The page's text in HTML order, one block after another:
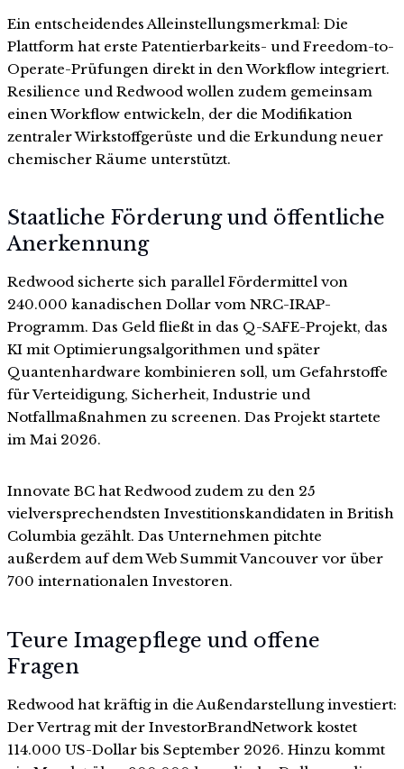
Ein entscheidendes Alleinstellungsmerkmal: Die
Plattform hat erste Patentierbarkeits- und Freedom-to-
Operate-Prüfungen direkt in den Workflow integriert.
Resilience und Redwood wollen zudem gemeinsam
einen Workflow entwickeln, der die Modifikation
zentraler Wirkstoffgerüste und die Erkundung neuer
chemischer Räume unterstützt.
Staatliche Förderung und öffentliche
Anerkennung
Redwood sicherte sich parallel Fördermittel von
240.000 kanadischen Dollar vom NRC-IRAP-
Programm. Das Geld fließt in das Q-SAFE-Projekt, das
KI mit Optimierungsalgorithmen und später
Quantenhardware kombinieren soll, um Gefahrstoffe
für Verteidigung, Sicherheit, Industrie und
Notfallmaßnahmen zu screenen. Das Projekt startete
im Mai 2026.
Innovate BC hat Redwood zudem zu den 25
vielversprechendsten Investitionskandidaten in British
Columbia gezählt. Das Unternehmen pitchte
außerdem auf dem Web Summit Vancouver vor über
700 internationalen Investoren.
Teure Imagepflege und offene
Fragen
Redwood hat kräftig in die Außendarstellung investiert:
Der Vertrag mit der InvestorBrandNetwork kostet
114.000 US-Dollar bis September 2026. Hinzu kommt